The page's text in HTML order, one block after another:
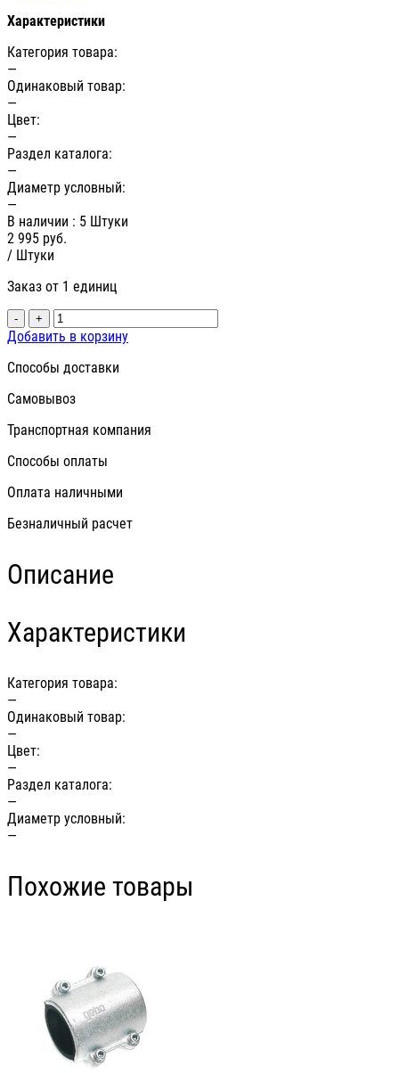
Характеристики
Категория товара:
—
Одинаковый товар:
—
Цвет:
—
Раздел каталога:
—
Диаметр условный:
—
В наличии : 5 Штуки
2 995 руб.
/ Штуки
Заказ от 1 единиц
- +
Добавить в корзину
Способы доставки
Самовывоз
Транспортная компания
Способы оплаты
Оплата наличными
Безналичный расчет
Описание
Характеристики
Категория товара:
—
Одинаковый товар:
—
Цвет:
—
Раздел каталога:
—
Диаметр условный:
—
Похожие товары